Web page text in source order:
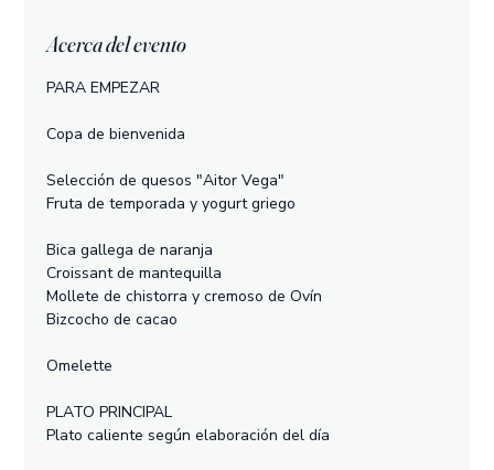
Acerca del evento
PARA EMPEZAR
Copa de bienvenida
Selección de quesos "Aitor Vega"
Fruta de temporada y yogurt griego
Bica gallega de naranja
Croissant de mantequilla
Mollete de chistorra y cremoso de Ovín
Bizcocho de cacao
Omelette
PLATO PRINCIPAL
Plato caliente según elaboración del día